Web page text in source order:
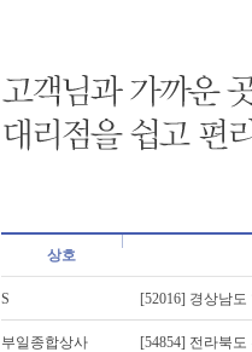
상호
S [52016] 경상남
부일종합상사 [54854] 전라북